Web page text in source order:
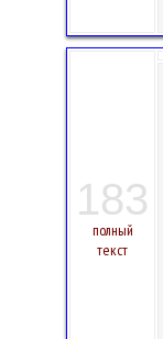
183
полный
текст